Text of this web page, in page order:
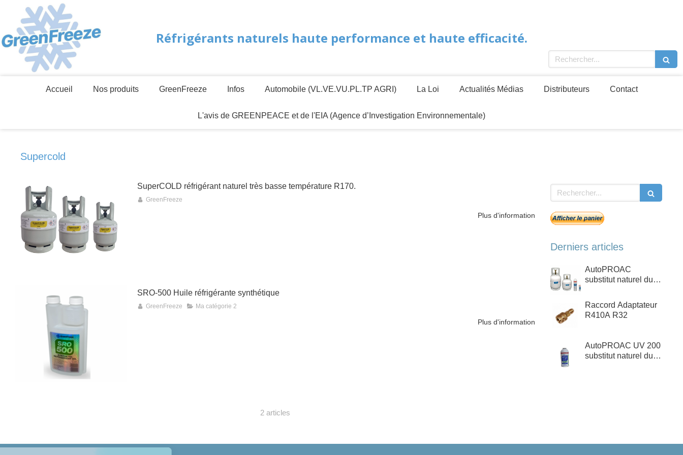
Réfrigérants naturels haute performance et haute efficacité.
Rechercher
Accueil Nos produits GreenFreeze Infos Automobile (VL.VE.VU.PL.TP AGRI) La Loi Actualités Médias Distributeurs Contact
L'avis de GREENPEACE et de l'EIA (Agence d’Investigation Environnementale)
Supercold
SuperCOLD réfrigérant naturel très basse température R170.
GreenFreeze
Plus d'information
SRO-500 Huile réfrigérante synthétique
GreenFreeze Ma catégorie 2
Plus d'information
2 articles
Rechercher
Derniers articles
AutoPROAC
substitut naturel du
R12
Raccord Adaptateur
R410A R32
AutoPROAC UV 200
substitut naturel du